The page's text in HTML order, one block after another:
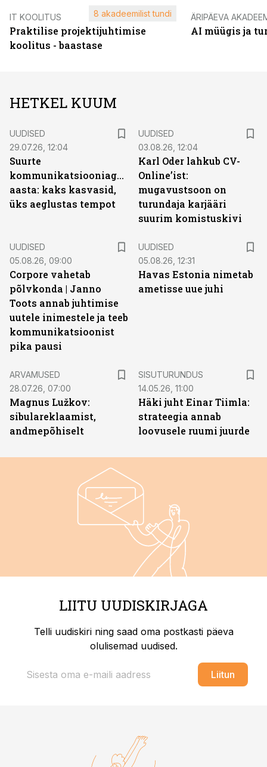
IT KOOLITUS
Praktilise projektijuhtimise
koolitus - baastase
8 akadeemilist tundi ÄRIPÄEVA
AI müügis ja
HETKEL KUUM
UUDISED
29.07.26, 12:04
Suurte
kommunikatsiooniagentuuride
aasta: kaks kasvasid,
üks aeglustas tempot
UUDISED
03.08.26, 12:04
Karl Oder lahkub CV-
Online’ist:
mugavustsoon on
turundaja karjääri
suurim komistuskivi
UUDISED
05.08.26, 09:00
Corpore vahetab
põlvkonda | Janno
Toots annab juhtimise
uutele inimestele ja teeb
kommunikatsioonist
pika pausi
UUDISED
05.08.26, 12:31
Havas Estonia nimetab
ametisse uue juhi
ARVAMUSED
28.07.26, 07:00
Magnus Lužkov:
sibulareklaamist,
andmepõhiselt
SISUTURUNDUS
14.05.26, 11:00
Häki juht Einar Tiimla:
strateegia annab
loovusele ruumi juurde
LIITU UUDISKIRJAGA
Telli uudiskiri ning saad oma postkasti päeva
olulisemad uudised.
Liitun